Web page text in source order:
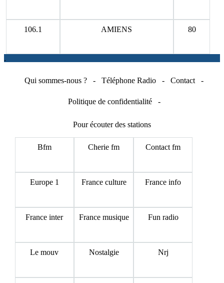
106.1 AMIENS 80
.
Qui sommes-nous ? - Téléphone Radio - Contact -
Politique de confidentialité -
Pour écouter des stations
Bfm Cherie fm Contact fm
Europe 1 France culture France info
France inter France musique Fun radio
Le mouv Nostalgie Nrj